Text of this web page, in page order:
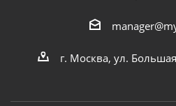
г. Москва, ул.